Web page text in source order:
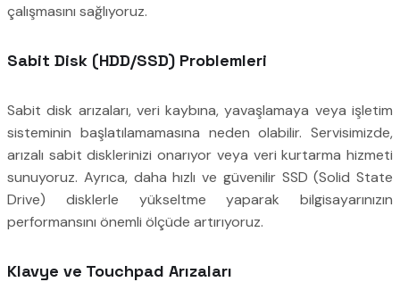
çalışmasını sağlıyoruz.
Sabit Disk (HDD/SSD) Problemleri
Sabit disk arızaları, veri kaybına, yavaşlamaya veya işletim
sisteminin başlatılamamasına neden olabilir. Servisimizde,
arızalı sabit disklerinizi onarıyor veya veri kurtarma hizmeti
sunuyoruz. Ayrıca, daha hızlı ve güvenilir SSD (Solid State
Drive) disklerle yükseltme yaparak bilgisayarınızın
performansını önemli ölçüde artırıyoruz.
Klavye ve Touchpad Arızaları